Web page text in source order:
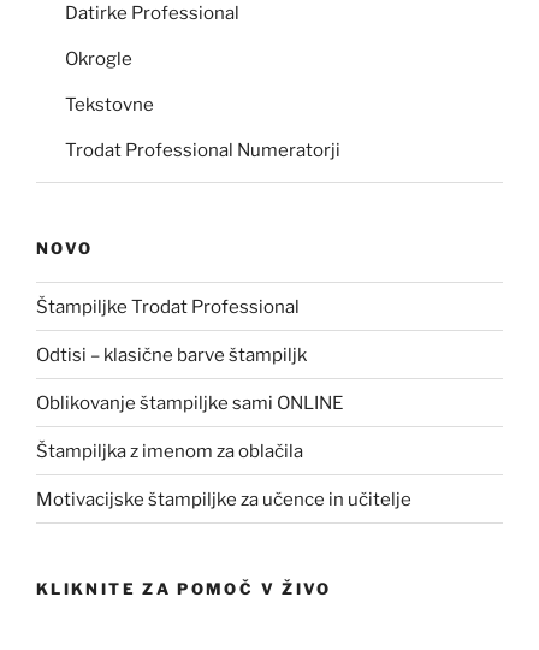
Datirke Professional
Okrogle
Tekstovne
Trodat Professional Numeratorji
NOVO
Štampiljke Trodat Professional
Odtisi – klasične barve štampiljk
Oblikovanje štampiljke sami ONLINE
Štampiljka z imenom za oblačila
Motivacijske štampiljke za učence in učitelje
KLIKNITE ZA POMOČ V ŽIVO